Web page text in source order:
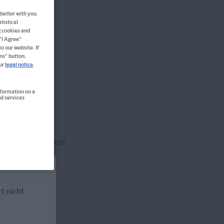
versandkostenfrei!
nicht
better with you.
and
Agree"
our website. If
button.
legal notice.
on a
services